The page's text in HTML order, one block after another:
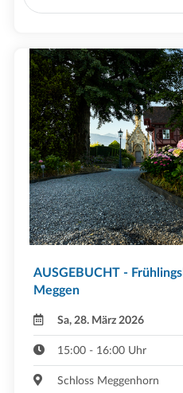
AUSGEBUCHT -
Meggen
Sa, 28. März 2026
15:00 - 16:00 Uhr
Schloss Meggenhorn